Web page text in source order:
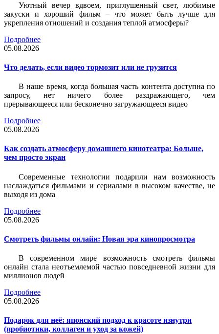
Уютный вечер вдвоем, приглушенный свет, любимые
закуски и хороший фильм – что может быть лучше для
укрепления отношений и создания теплой атмосферы?
Подробнее
05.08.2026
Что делать, если видео тормозит или не грузится
В наше время, когда большая часть контента доступна по
запросу, нет ничего более раздражающего, чем
прерывающееся или бесконечно загружающееся видео
Подробнее
05.08.2026
Как создать атмосферу домашнего кинотеатра: Больше,
чем просто экран
Современные технологии подарили нам возможность
наслаждаться фильмами и сериалами в высоком качестве, не
выходя из дома
Подробнее
05.08.2026
Смотреть фильмы онлайн: Новая эра кинопросмотра
В современном мире возможность смотреть фильмы
онлайн стала неотъемлемой частью повседневной жизни для
миллионов людей
Подробнее
05.08.2026
Подарок для неё: японский подход к красоте изнутри
(пробиотики, коллаген и уход за кожей)